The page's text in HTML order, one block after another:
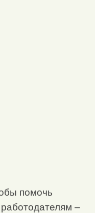
помочь
–